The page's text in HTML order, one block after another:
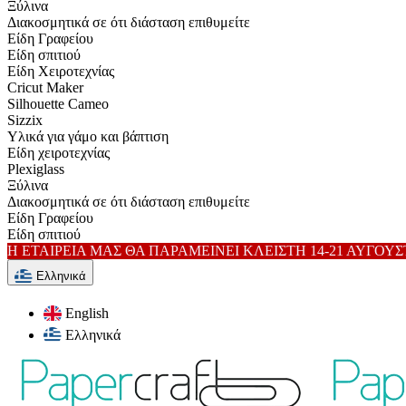
Ξύλινα
Διακοσμητικά σε ότι διάσταση επιθυμείτε
Είδη Γραφείου
Είδη σπιτιού
Είδη Xειροτεχνίας
Cricut Maker
Silhouette Cameo
Sizzix
Υλικά για γάμο και βάπτιση
Είδη χειροτεχνίας
Plexiglass
Ξύλινα
Διακοσμητικά σε ότι διάσταση επιθυμείτε
Είδη Γραφείου
Είδη σπιτιού
Η ΕΤΑΙΡΕΙΑ ΜΑΣ ΘΑ ΠΑΡΑΜΕΙΝΕΙ ΚΛΕΙΣΤΗ 14-21
Ελληνικά
English
Ελληνικά